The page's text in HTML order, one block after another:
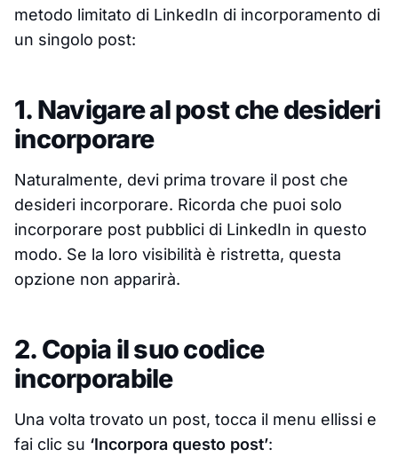
metodo limitato di LinkedIn di incorporamento di
un singolo post:
1. Navigare al post che desideri
incorporare
Naturalmente, devi prima trovare il post che
desideri incorporare. Ricorda che puoi solo
incorporare post pubblici di LinkedIn in questo
modo. Se la loro visibilità è ristretta, questa
opzione non apparirà.
2. Copia il suo codice
incorporabile
Una volta trovato un post, tocca il menu ellissi e
fai clic su ‘Incorpora questo post’: